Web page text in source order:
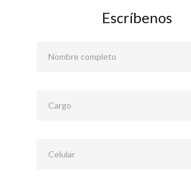
Escríbenos
Nombre completo
Cargo
Celular